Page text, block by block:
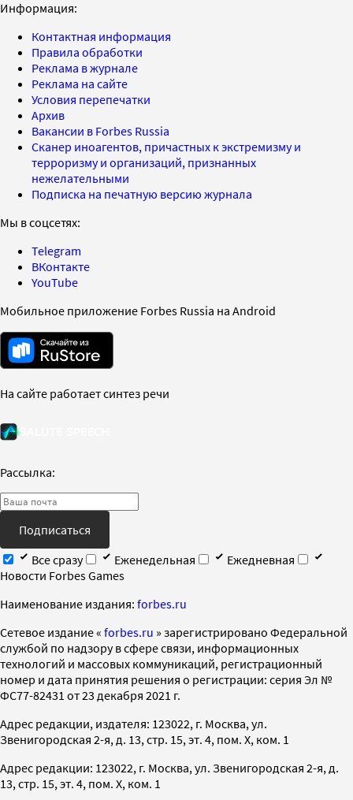
Информация:
Контактная информация
Правила обработки
Реклама в журнале
Реклама на сайте
Условия перепечатки
Архив
Вакансии в Forbes Russia
Сканер иноагентов, причастных к экстремизму и
терроризму и организаций, признанных
нежелательными
Подписка на печатную версию журнала
Мы в соцсетях:
Telegram
ВКонтакте
YouTube
Мобильное приложение Forbes Russia на Android
На сайте работает синтез речи
Рассылка:
Подписаться
Все сразу
Еженедельная
Ежедневная
Новости Forbes Games
Наименование издания: forbes.ru
Cетевое издание « forbes.ru » зарегистрировано Федеральной
службой по надзору в сфере связи, информационных
технологий и массовых коммуникаций, регистрационный
номер и дата принятия решения о регистрации: серия Эл №
ФС77-82431 от 23 декабря 2021 г.
Адрес редакции, издателя: 123022, г. Москва, ул.
Звенигородская 2-я, д. 13, стр. 15, эт. 4, пом. X, ком. 1
Адрес редакции: 123022, г. Москва, ул. Звенигородская 2-я, д.
13, стр. 15, эт. 4, пом. X, ком. 1